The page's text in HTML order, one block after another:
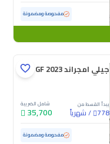
مفحوصة ومضمونة
جيلي امجراند GF 2023
يبدأ القسط من
778
/شهرياً
شامل الضريبة
35,700
مفحوصة ومضمونة